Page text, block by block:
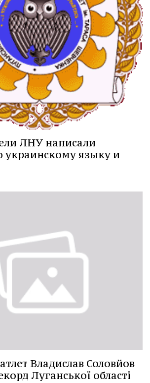
ЛНУ написали
украинскому языку и
Владислав Соловйов
Луганської області